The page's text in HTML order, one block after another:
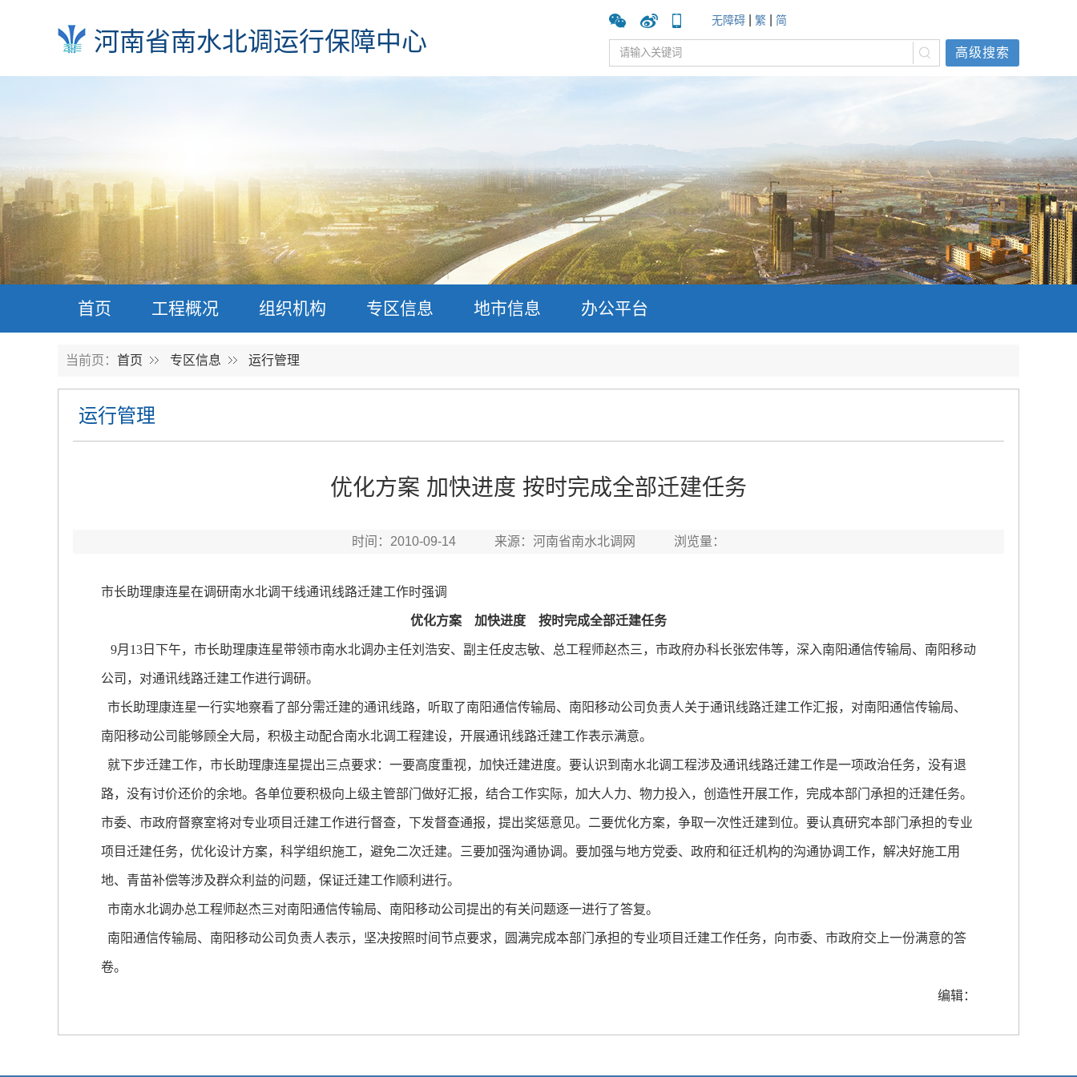
河南省南水北调运行保障中心
无障碍 繁 简
高级搜索
首页 工程概况 组织机构 专区信息 地市信息 办公平台
当前页： 首页 专区信息 运行管理
运行管理
优化方案 加快进度 按时完成全部迁建任务
时间：2010-09-14 来源：河南省南水北调网 浏览量：
市长助理康连星在调研南水北调干线通讯线路迁建工作时强调
优化方案 加快进度 按时完成全部迁建任务
9月13日下午，市长助理康连星带领市南水北调办主任刘浩安、副主任皮志敏、总工程师赵杰三，市政府办科长张宏伟等，深入南阳通信传输局、南阳移动
公司，对通讯线路迁建工作进行调研。
市长助理康连星一行实地察看了部分需迁建的通讯线路，听取了南阳通信传输局、南阳移动公司负责人关于通讯线路迁建工作汇报，对南阳通信传输局、
南阳移动公司能够顾全大局，积极主动配合南水北调工程建设，开展通讯线路迁建工作表示满意。
就下步迁建工作，市长助理康连星提出三点要求：一要高度重视，加快迁建进度。要认识到南水北调工程涉及通讯线路迁建工作是一项政治任务，没有退
路，没有讨价还价的余地。各单位要积极向上级主管部门做好汇报，结合工作实际，加大人力、物力投入，创造性开展工作，完成本部门承担的迁建任务。
市委、市政府督察室将对专业项目迁建工作进行督查，下发督查通报，提出奖惩意见。二要优化方案，争取一次性迁建到位。要认真研究本部门承担的专业
项目迁建任务，优化设计方案，科学组织施工，避免二次迁建。三要加强沟通协调。要加强与地方党委、政府和征迁机构的沟通协调工作，解决好施工用
地、青苗补偿等涉及群众利益的问题，保证迁建工作顺利进行。
市南水北调办总工程师赵杰三对南阳通信传输局、南阳移动公司提出的有关问题逐一进行了答复。
南阳通信传输局、南阳移动公司负责人表示，坚决按照时间节点要求，圆满完成本部门承担的专业项目迁建工作任务，向市委、市政府交上一份满意的答
卷。
编辑：